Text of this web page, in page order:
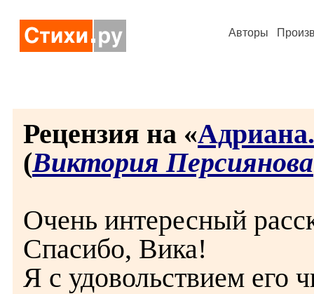
Авторы
Рецензия на «
(Виктория Персиянова
Очень интересный
Спасибо, Вика!
Я с удовольствием его